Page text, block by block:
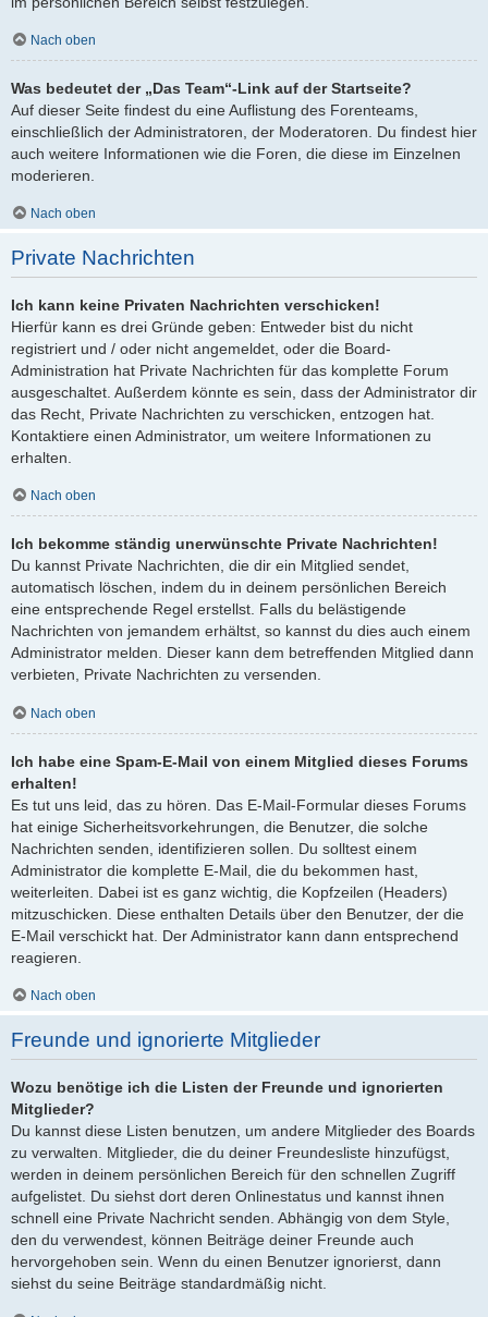
Nach oben
Was bedeutet der „Das Team“-Link auf der Startseite?
Auf dieser Seite findest du eine Auflistung des Forenteams,
einschließlich der Administratoren, der Moderatoren. Du findest hier
auch weitere Informationen wie die Foren, die diese im Einzelnen
moderieren.
Nach oben
Private Nachrichten
Ich kann keine Privaten Nachrichten verschicken!
Hierfür kann es drei Gründe geben: Entweder bist du nicht
registriert und / oder nicht angemeldet, oder die Board-
Administration hat Private Nachrichten für das komplette Forum
ausgeschaltet. Außerdem könnte es sein, dass der Administrator dir
das Recht, Private Nachrichten zu verschicken, entzogen hat.
Kontaktiere einen Administrator, um weitere Informationen zu
erhalten.
Nach oben
Ich bekomme ständig unerwünschte Private Nachrichten!
Du kannst Private Nachrichten, die dir ein Mitglied sendet,
automatisch löschen, indem du in deinem persönlichen Bereich
eine entsprechende Regel erstellst. Falls du belästigende
Nachrichten von jemandem erhältst, so kannst du dies auch einem
Administrator melden. Dieser kann dem betreffenden Mitglied dann
verbieten, Private Nachrichten zu versenden.
Nach oben
Ich habe eine Spam-E-Mail von einem Mitglied dieses Forums
erhalten!
Es tut uns leid, das zu hören. Das E-Mail-Formular dieses Forums
hat einige Sicherheitsvorkehrungen, die Benutzer, die solche
Nachrichten senden, identifizieren sollen. Du solltest einem
Administrator die komplette E-Mail, die du bekommen hast,
weiterleiten. Dabei ist es ganz wichtig, die Kopfzeilen (Headers)
mitzuschicken. Diese enthalten Details über den Benutzer, der die
E-Mail verschickt hat. Der Administrator kann dann entsprechend
reagieren.
Nach oben
Freunde und ignorierte Mitglieder
Wozu benötige ich die Listen der Freunde und ignorierten
Mitglieder?
Du kannst diese Listen benutzen, um andere Mitglieder des Boards
zu verwalten. Mitglieder, die du deiner Freundesliste hinzufügst,
werden in deinem persönlichen Bereich für den schnellen Zugriff
aufgelistet. Du siehst dort deren Onlinestatus und kannst ihnen
schnell eine Private Nachricht senden. Abhängig von dem Style,
den du verwendest, können Beiträge deiner Freunde auch
hervorgehoben sein. Wenn du einen Benutzer ignorierst, dann
siehst du seine Beiträge standardmäßig nicht.